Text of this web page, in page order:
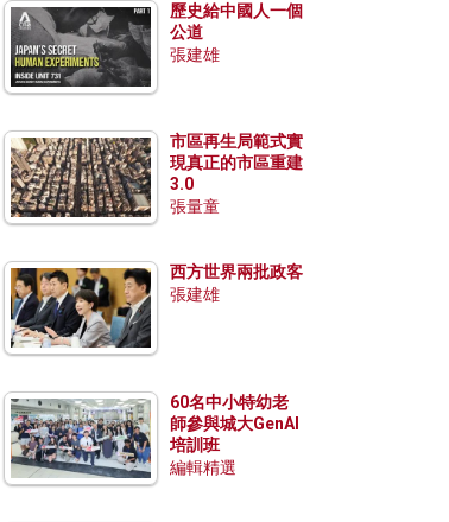
歷史給中國人一個
公道
張建雄
市區再生局範式實
現真正的市區重建
3.0
張量童
西方世界兩批政客
張建雄
60名中小特幼老
師參與城大GenAI
培訓班
編輯精選